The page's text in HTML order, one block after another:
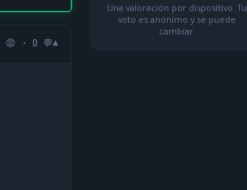
😡 · 0 💬▾
Una valoración por dispositivo. Tu
voto es anónimo y se puede
cambiar.